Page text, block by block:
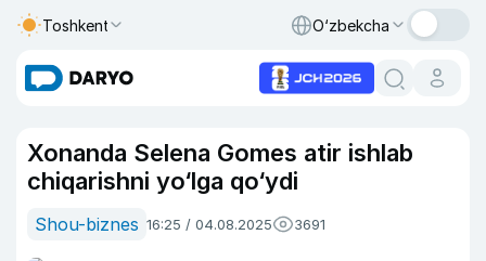
Toshkent O‘zbekcha
Xonanda Selena Gomes atir ishlab
chiqarishni yo‘lga qo‘ydi
Shou-biznes 16:25 / 04.08.2025 3691